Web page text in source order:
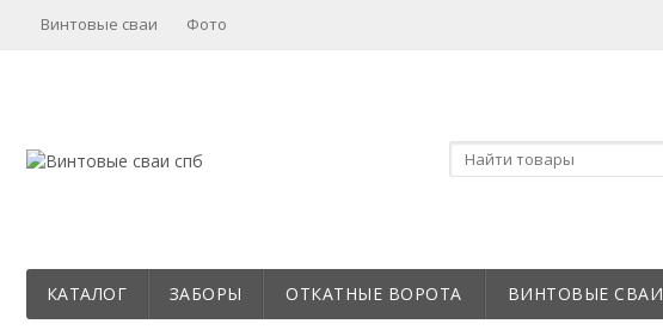
Винтовые сваи Фото
КАТАЛОГ ЗАБОРЫ ОТКАТНЫЕ ВОРОТА ВИНТОВЫЕ СВАИ